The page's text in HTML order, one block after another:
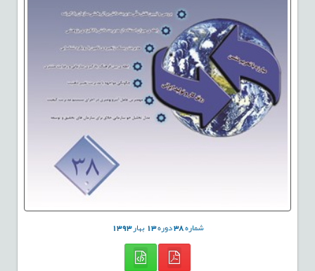
شماره38دوره13بهار1393